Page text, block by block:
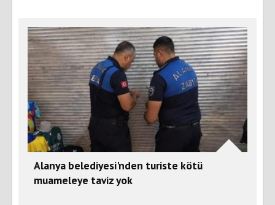
Alanya belediyesi'nden turiste kötü
muameleye taviz yok